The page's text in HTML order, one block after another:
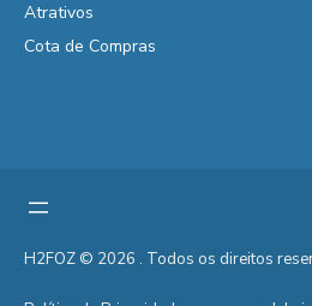
Atrativos
Cota de Compras
H2FOZ © 2026 . Todos os direitos